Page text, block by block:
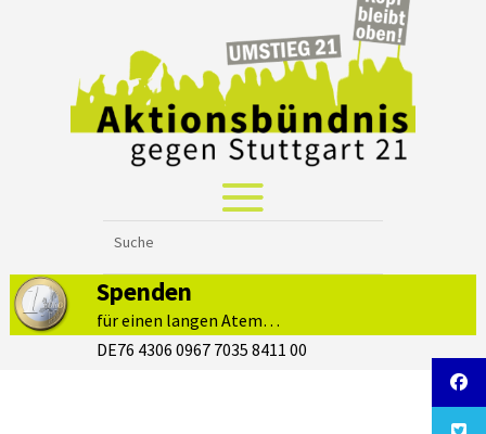
Spenden
für einen langen Atem…
DE76 4306 0967 7035 8411 00